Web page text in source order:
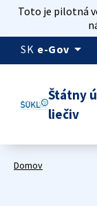
Toto je pilotná
SK e-Gov arrow_drop_down
Štátny
liečiv
Domov